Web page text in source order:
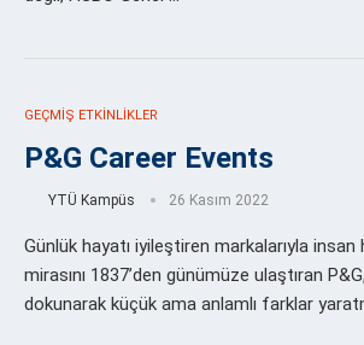
GEÇMIŞ ETKINLIKLER
P&G Career Events
YTÜ Kampüs 26 Kasım 2022
Günlük hayatı iyileştiren markalarıyla insan
mirasını 1837’den günümüze ulaştıran
dokunarak küçük ama anlamlı farklar